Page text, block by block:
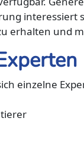
interessiert
erhalten und
einzelne